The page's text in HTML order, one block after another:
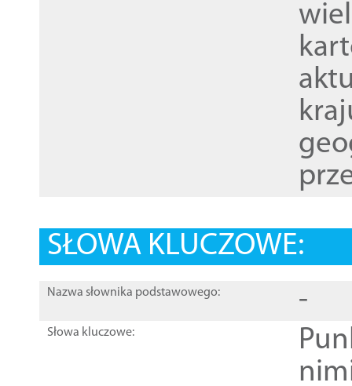
SŁOWA KLUCZOWE:
Nazwa słownika podstawowego: -
Słowa kluczowe: